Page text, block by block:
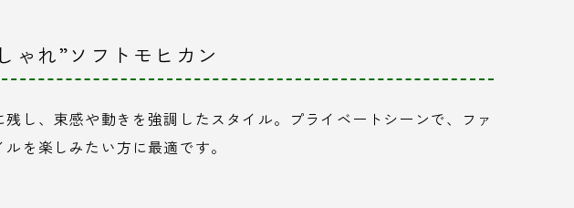
ゃれ”ソフトモヒカン
残し、束感や動きを強調したスタイル。プライベートシーンで、ファ
を楽しみたい方に最適です。